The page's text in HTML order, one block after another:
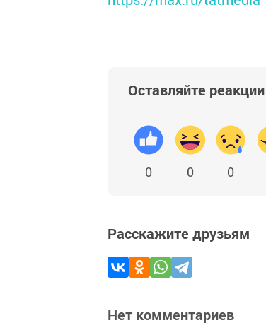
Оставляйте реакции
0 0 0
Расскажите друзьям
Нет комментариев